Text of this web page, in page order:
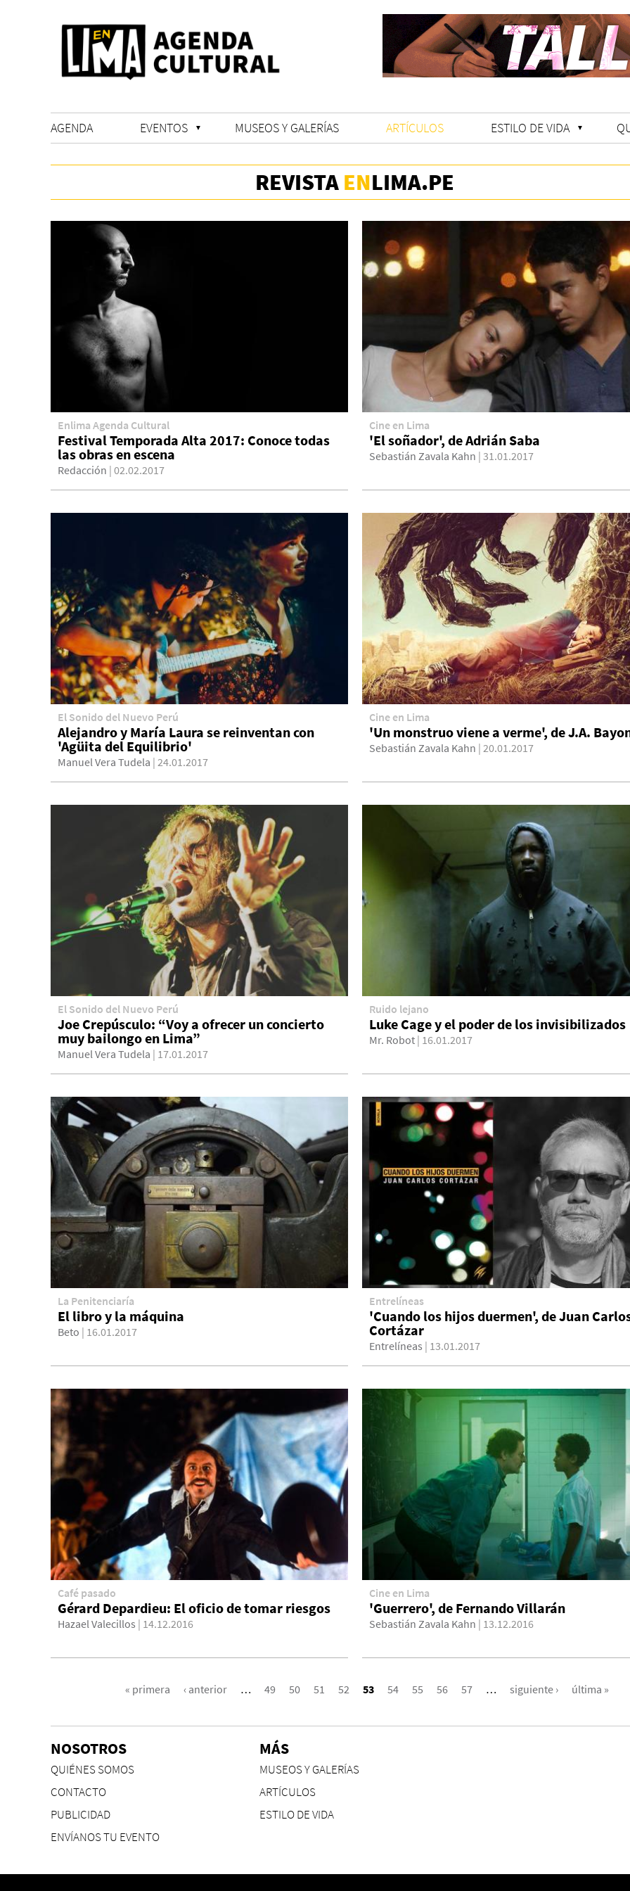
AGENDA EVENTOS MUSEOS Y GALERÍAS ARTÍCULOS ESTILO DE VIDA
REVISTA ENLIMA.PE
Enlima Agenda Cultural
Festival Temporada Alta 2017: Conoce todas
las obras en escena
Redacción | 02.02.2017
Cine en Lima
'El soñador', de Adrián Saba
Sebastián Zavala Kahn | 31.01.2017
El Sonido del Nuevo Perú
Alejandro y María Laura se reinventan con
'Agüita del Equilibrio'
Manuel Vera Tudela | 24.01.2017
Cine en Lima
'Un monstruo viene a verme', de J.A.
Sebastián Zavala Kahn | 20.01.2017
El Sonido del Nuevo Perú
Joe Crepúsculo: “Voy a ofrecer un concierto
muy bailongo en Lima”
Manuel Vera Tudela | 17.01.2017
Ruido lejano
Luke Cage y el poder de los invisibilizados
Mr. Robot | 16.01.2017
La Penitenciaría
El libro y la máquina
Beto | 16.01.2017
Entrelíneas
'Cuando los hijos duermen', de Juan
Cortázar
Entrelíneas | 13.01.2017
Café pasado
Gérard Depardieu: El oficio de tomar riesgos
Hazael Valecillos | 14.12.2016
Cine en Lima
'Guerrero', de Fernando Villarán
Sebastián Zavala Kahn | 13.12.2016
« primera ‹ anterior … 49 50 51 52 53 54 55 56 57 … siguiente › última »
NOSOTROS
QUIÉNES SOMOS
CONTACTO
PUBLICIDAD
ENVÍANOS TU EVENTO
MÁS
MUSEOS Y GALERÍAS
ARTÍCULOS
ESTILO DE VIDA